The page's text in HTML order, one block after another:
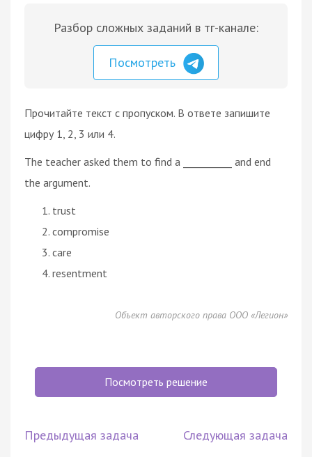
Разбор сложных заданий в тг-канале:
Посмотреть
Прочитайте текст с пропуском. В ответе запишите
цифру 1, 2, 3 или 4.
The teacher asked them to find a __________ and end
the argument.
trust
compromise
care
resentment
Объект авторского права ООО «Легион»
Посмотреть решение
Предыдущая задача Следующая задача